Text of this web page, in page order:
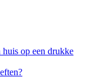
op een drukke